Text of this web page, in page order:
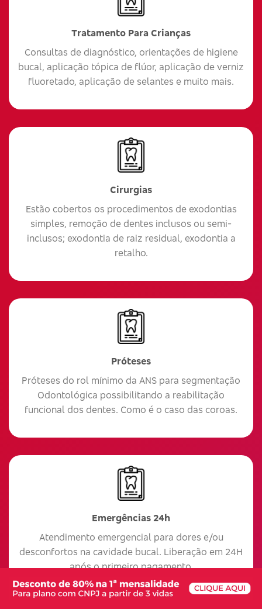
Tratamento Para Crianças
Consultas de diagnóstico, orientações de higiene
bucal, aplicação tópica de flúor, aplicação de verniz
fluoretado, aplicação de selantes e muito mais.
Cirurgias
Estão cobertos os procedimentos de exodontias
simples, remoção de dentes inclusos ou semi-
inclusos; exodontia de raiz residual, exodontia a
retalho.
Próteses
Próteses do rol mínimo da ANS para segmentação
Odontológica possibilitando a reabilitação
funcional dos dentes. Como é o caso das coroas.
Emergências 24h
Atendimento emergencial para dores e/ou
desconfortos na cavidade bucal. Liberação em 24H
após o primeiro pagamento.